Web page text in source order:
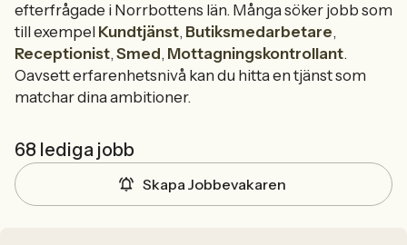
efterfrågade i Norrbottens län. Många söker jobb som
till exempel Kundtjänst, Butiksmedarbetare,
Receptionist,Smed, Mottagningskontrollant.
Oavsett erfarenhetsnivå kan du hitta en tjänst som
matchar dina ambitioner.
68 lediga jobb
Skapa Jobbevakaren